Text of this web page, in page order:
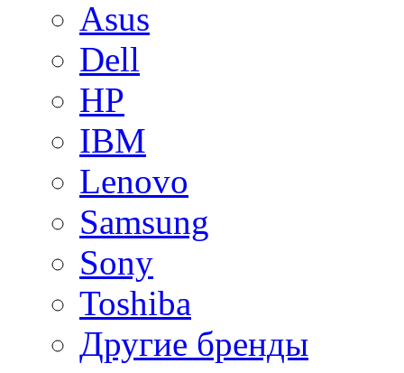
Asus
Dell
HP
IBM
Lenovo
Samsung
Sony
Toshiba
Другие бренды